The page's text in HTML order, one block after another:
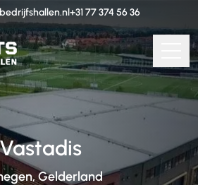
+31 77 374 56 36
Gelderland